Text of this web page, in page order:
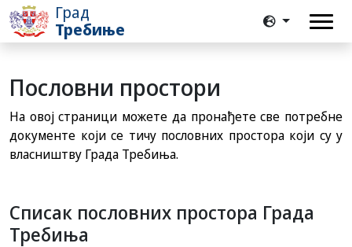
Град
Требиње
Пословни простори
На овој страници можете да пронађете све потребне
документе који се тичу пословних простора који су у
власништву Града Требиња.
Списак пословних простора Града
Требиња